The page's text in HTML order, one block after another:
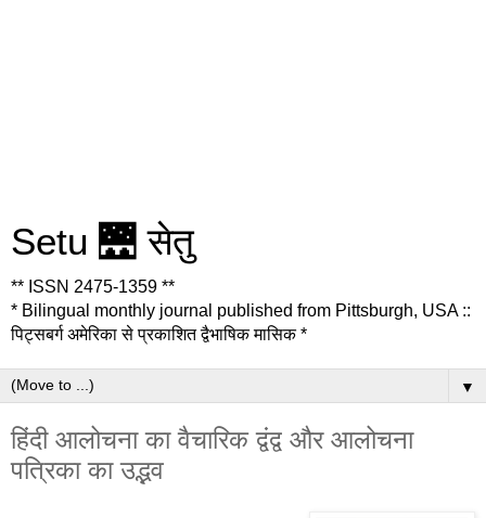
Setu 🌉 सेतु
** ISSN 2475-1359 **
* Bilingual monthly journal published from Pittsburgh, USA ::
पिट्सबर्ग अमेरिका से प्रकाशित द्वैभाषिक मासिक *
▼
हिंदी आलोचना का वैचारिक द्वंद्व और आलोचना
पत्रिका का उद्भव